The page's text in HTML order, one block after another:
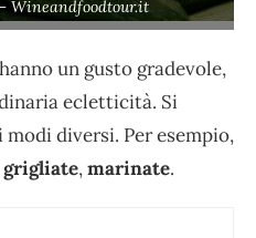
Wineandfoodtour.it
un gusto gradevole,
ecletticità. Si
diversi. Per esempio,
grigliate,marinate.